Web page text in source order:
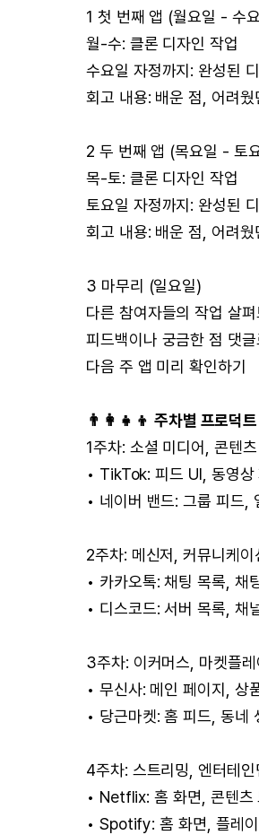
1 첫 번째 앱 (월요일 - 수
월-수: 클론 디자인 작업
수요일 자정까지: 완성된
회고 내용: 배운 점, 어려
2 두 번째 앱 (목요일 - 토
목-토: 클론 디자인 작업
토요일 자정까지: 완성된
회고 내용: 배운 점, 어려
3 마무리 (일요일)
다른 참여자들의 작업 살펴
피드백이나 궁금한 점 댓글
다음 주 앱 미리 확인하기
👨‍👩‍👧‍👦 주차별 프로덕트
1주차: 소셜 미디어, 콘텐츠
• TikTok: 피드 UI, 동영상
• 네이버 밴드: 그룹 피드,
2주차: 메신저, 커뮤니케이
• 카카오톡: 채팅 목록, 채
• 디스코드: 서버 목록, 채
3주차: 이커머스, 마켓플레
• 무신사: 메인 페이지, 상
• 당근마켓: 홈 피드, 동네
4주차: 스트리밍, 엔터테인
• Netflix: 홈 화면, 콘텐츠
• Spotify: 홈 화면, 플레